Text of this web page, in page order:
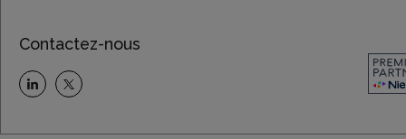
Contactez-nous